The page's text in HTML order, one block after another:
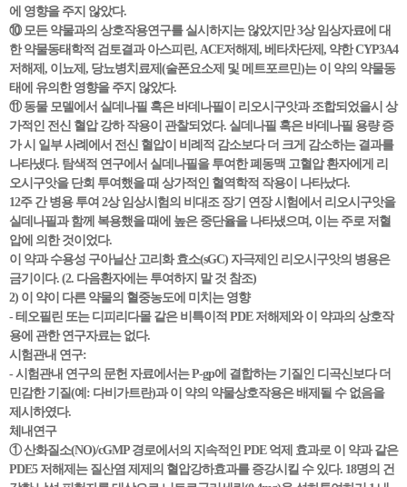
에 영향을 주지 않았다.
⑩ 모든 약물과의 상호작용연구를 실시하지는 않았지만 3상 임상자료에 대
한 약물동태학적 검토결과 아스피린, ACE저해제, 베타차단제, 약한 CYP3A4
저해제, 이뇨제, 당뇨병치료제(술폰요소제 및 메트포르민)는 이 약의 약물동
태에 유의한 영향을 주지 않았다.
⑪ 동물 모델에서 실데나필 혹은 바데나필이 리오시구앗과 조합되었을시 상
가적인 전신 혈압 강하 작용이 관찰되었다. 실데나필 혹은 바데나필 용량 증
가 시 일부 사례에서 전신 혈압이 비례적 감소보다 더 크게 감소하는 결과를
나타냈다. 탐색적 연구에서 실데나필을 투여한 폐동맥 고혈압 환자에게 리
오시구앗을 단회 투여했을 때 상가적인 혈역학적 작용이 나타났다.
12주 간 병용 투여 2상 임상시험의 비대조 장기 연장 시험에서 리오시구앗을
실데나필과 함께 복용했을 때에 높은 중단율을 나타냈으며, 이는 주로 저혈
압에 의한 것이었다.
이 약과 수용성 구아닐산 고리화 효소(sGC) 자극제인 리오시구앗의 병용은
금기이다. (2. 다음환자에는 투여하지 말 것 참조)
2) 이 약이 다른 약물의 혈중농도에 미치는 영향
- 테오필린 또는 디피리다몰 같은 비특이적 PDE 저해제와 이 약과의 상호작
용에 관한 연구자료는 없다.
시험관내 연구:
- 시험관내 연구의 문헌 자료에서는 P-gp에 결합하는 기질인 디곡신보다 더
민감한 기질(예: 다비가트란)과 이 약의 약물상호작용은 배제될 수 없음을
제시하였다.
체내연구
① 산화질소(NO)/cGMP 경로에서의 지속적인 PDE 억제 효과로 이 약과 같은
PDE5 저해제는 질산염 제제의 혈압강하효과를 증강시킬 수 있다. 18명의 건